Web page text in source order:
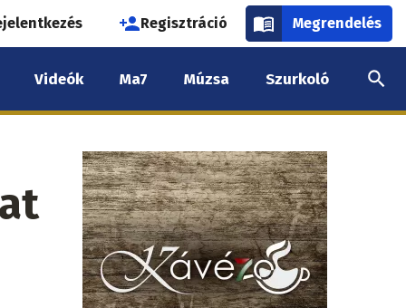
Regisztráció Megrendelés
Videók Ma7 Múzsa Szurkoló